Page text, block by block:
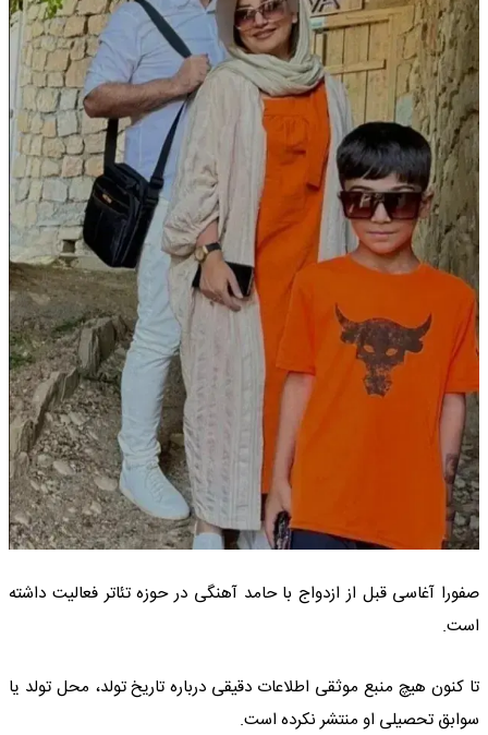
صفورا آغاسی قبل از ازدواج با حامد آهنگی در حوزه تئاتر فعالیت داشته
است.
تا کنون هیچ منبع موثقی اطلاعات دقیقی درباره تاریخ تولد، محل تولد یا
سوابق تحصیلی او منتشر نکرده است.